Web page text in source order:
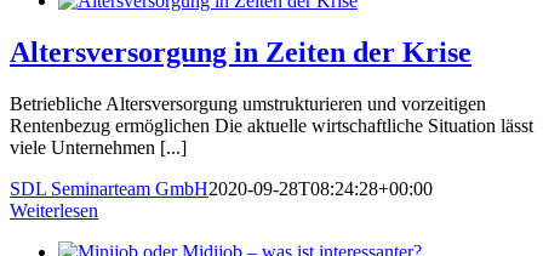
Altersversorgung in Zeiten der Krise
Betriebliche Altersversorgung umstrukturieren und vorzeitigen
Rentenbezug ermöglichen Die aktuelle wirtschaftliche Situation lässt
viele Unternehmen [...]
SDL Seminarteam GmbH2020-09-28T08:24:28+00:00
Weiterlesen